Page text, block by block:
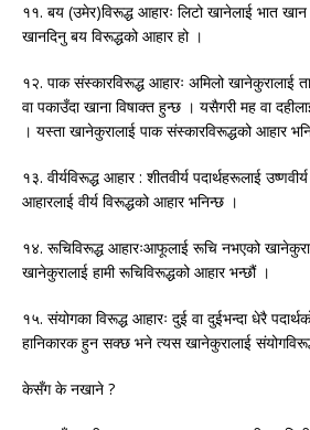
११. बय (उमेर)विरूद्ध आहारः लिटो खानेलाई भात खान
खानदिनु बय विरूद्धको आहार हो ।
१२. पाक संस्कारविरूद्ध आहारः अमिलो खानेकुरालाई
वा पकाउँदा खाना विषाक्त हुन्छ । यसैगरी मह वा
। यस्ता खानेकुरालाई पाक संस्कारविरूद्धको आहार
१३. वीर्यविरूद्ध आहार : शीतवीर्य पदार्थहरूलाई
आहारलाई वीर्य विरूद्धको आहार भनिन्छ ।
१४. रूचिविरूद्ध आहारःआफूलाई रूचि नभएको
खानेकुरालाई हामी रूचिविरूद्धको आहार भन्छौं ।
१५. संयोगका विरूद्ध आहारः दुई वा दुईभन्दा धेरै
हानिकारक हुन सक्छ भने त्यस खानेकुरालाई
केसँग के नखाने ?